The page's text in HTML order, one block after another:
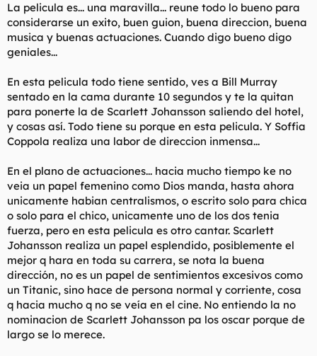
La pelicula es... una maravilla... reune todo lo bueno para
considerarse un exito, buen guion, buena direccion, buena
musica y buenas actuaciones. Cuando digo bueno digo
geniales...
En esta pelicula todo tiene sentido, ves a Bill Murray
sentado en la cama durante 10 segundos y te la quitan
para ponerte la de Scarlett Johansson saliendo del hotel,
y cosas así. Todo tiene su porque en esta pelicula. Y Soffia
Coppola realiza una labor de direccion inmensa...
En el plano de actuaciones... hacia mucho tiempo ke no
veia un papel femenino como Dios manda, hasta ahora
unicamente habian centralismos, o escrito solo para chica
o solo para el chico, unicamente uno de los dos tenia
fuerza, pero en esta pelicula es otro cantar. Scarlett
Johansson realiza un papel esplendido, posiblemente el
mejor q hara en toda su carrera, se nota la buena
dirección, no es un papel de sentimientos excesivos como
un Titanic, sino hace de persona normal y corriente, cosa
q hacia mucho q no se veía en el cine. No entiendo la no
nominacion de Scarlett Johansson pa los oscar porque de
largo se lo merece.